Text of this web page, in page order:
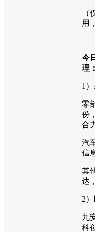
（
用
今
理：
1
零
份
合
汽
信
其
达
2
九
科